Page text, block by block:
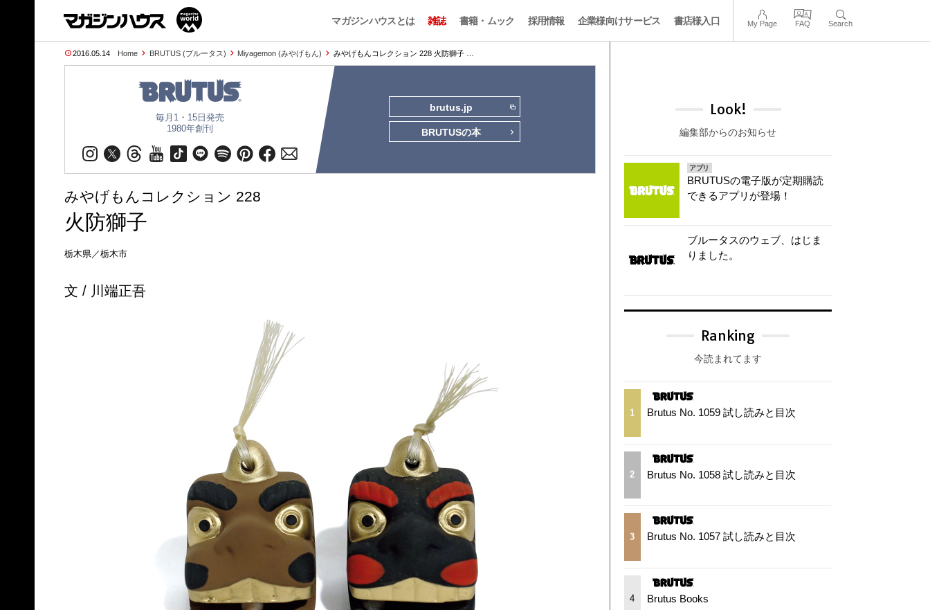
マガジンハウスとは 雑誌 書籍・ムック 採用情報 企業様向けサービス 書店様入口 My Page FAQ Search
2016.05.14 Home BRUTUS (ブルータス) Miyagemon (みやげもん) みやげもんコレクション 228 火防獅子 …
毎月1・15日発売
1980年創刊
brutus.jp
BRUTUSの本
みやげもんコレクション 228
火防獅子
栃木県／栃木市
文 / 川端正吾
Look!
編集部からのお知らせ
アプリ
BRUTUSの電子版が定期購読
できるアプリが登場！
ブルータスのウェブ、はじま
りました。
Ranking
今読まれてます
1 Brutus No. 1059 試し読みと目次
2 Brutus No. 1058 試し読みと目次
3 Brutus No. 1057 試し読みと目次
4 Brutus Books